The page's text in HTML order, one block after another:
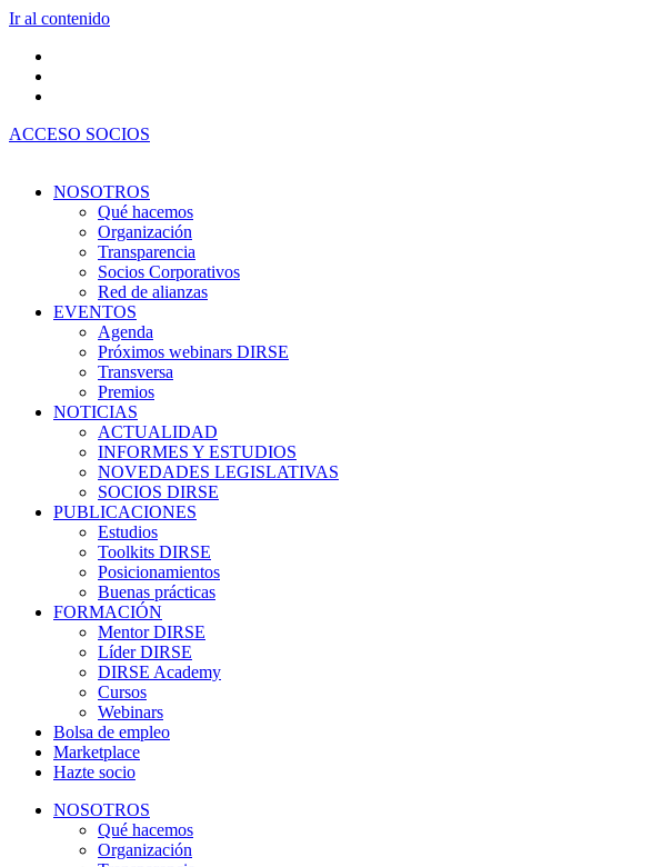
Ir al contenido
ACCESO SOCIOS
NOSOTROS
Qué hacemos
Organización
Transparencia
Socios Corporativos
Red de alianzas
EVENTOS
Agenda
Próximos webinars DIRSE
Transversa
Premios
NOTICIAS
ACTUALIDAD
INFORMES Y ESTUDIOS
NOVEDADES LEGISLATIVAS
SOCIOS DIRSE
PUBLICACIONES
Estudios
Toolkits DIRSE
Posicionamientos
Buenas prácticas
FORMACIÓN
Mentor DIRSE
Líder DIRSE
DIRSE Academy
Cursos
Webinars
Bolsa de empleo
Marketplace
Hazte socio
NOSOTROS
Qué hacemos
Organización